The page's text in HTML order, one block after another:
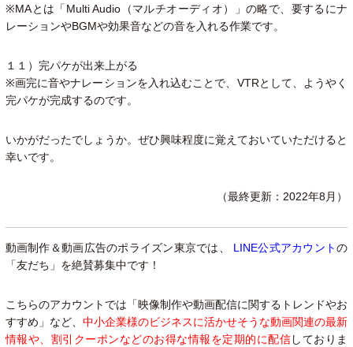
※MAとは「Multi Audio（マルチオーディオ）」の略で、要するにナ
レーションやBGMや効果音などの音を入れる作業です。
１１）完パケが出来上がる
※画完に音やナレーションを入れ込むことで、VTRとして、ようやく
完パケが完成するのです。
いかがだったでしょうか。ぜひ興味程度に覚えておいていただけると
幸いです。
（最終更新：2022年8月）
動画制作＆動画広告のポライズン東京では、 LINE公式アカウントの
「友だち」を絶賛募集中です！
こちらのアカウントでは「映像制作や動画配信に関するトレンドやお
すすめ」など、 中小企業様のビジネスに活かせそうな動画関連の最新
情報や、割引クーポンなどのお得な情報を定期的に配信しておりま